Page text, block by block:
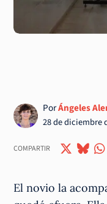
PorÁngeles
28 de diciembre
COMPARTIR
El novio la